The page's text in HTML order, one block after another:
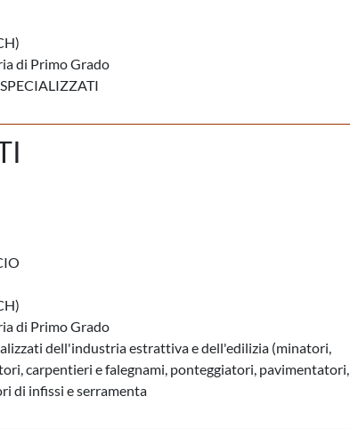
di Primo Grado
di Primo Grado
dell'industria estrattiva e dell'edilizia (minatori,
carpentieri e falegnami, ponteggiatori, pavimentatori,
di infissi e serramenta